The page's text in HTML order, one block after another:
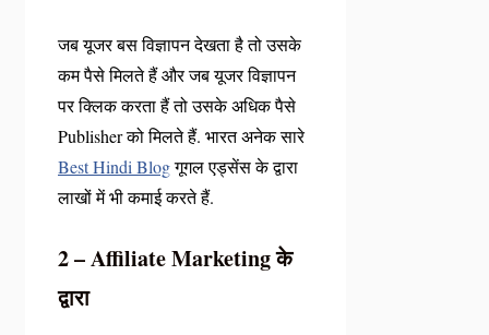
जब यूजर बस विज्ञापन देखता है तो उसके
कम पैसे मिलते हैं और जब यूजर विज्ञापन
पर क्लिक करता हैं तो उसके अधिक पैसे
Publisher को मिलते हैं. भारत अनेक सारे
Best Hindi Blogगूगल एड्सेंसके द्वारा
लाखों में भी कमाई करते हैं.
2 – Affiliate Marketing के
द्वारा